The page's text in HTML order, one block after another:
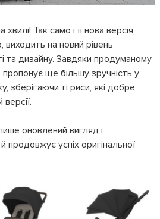
Так само і її нова версія,
на новий рівень
та дизайну. Завдяки продуманому
ще більшу зручність у
зберігаючи ті риси, які добре
оновлений вигляд і
продовжує успіх оригінальної